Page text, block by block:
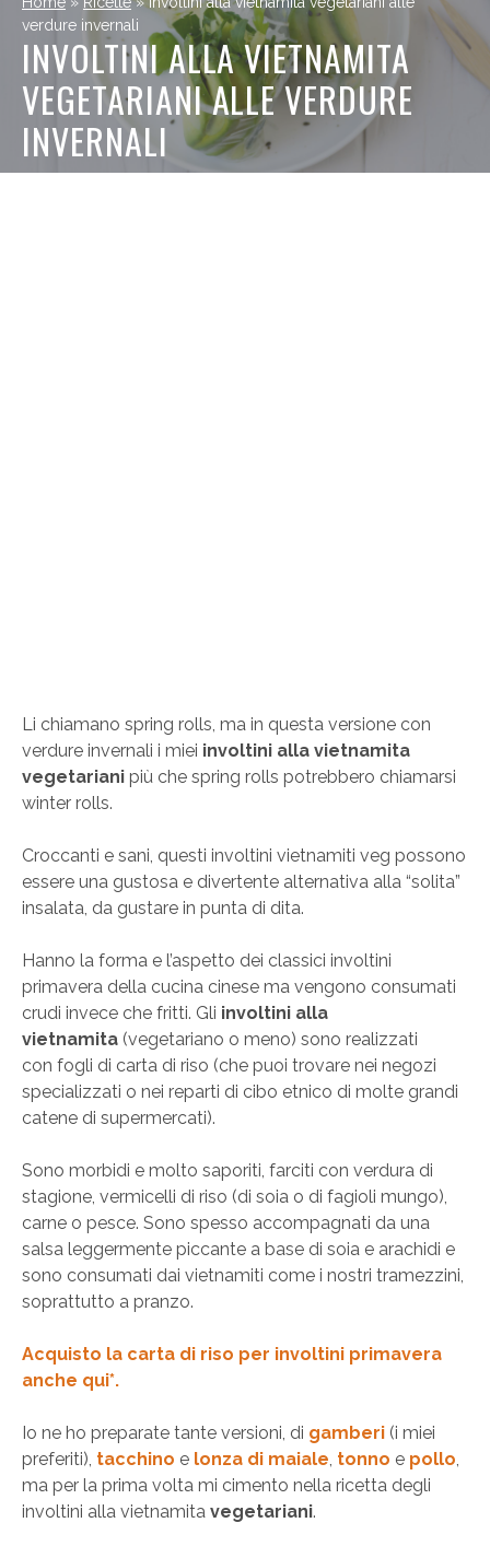
verdure invernali
INVOLTINI ALLA VIETNAMITA
VEGETARIANI ALLE VERDURE
INVERNALI
Li chiamano spring rolls, ma in questa versione con
verdure invernali i miei involtini alla vietnamita
vegetariani più che spring rolls potrebbero chiamarsi
winter rolls.
Croccanti e sani, questi involtini vietnamiti veg possono
essere una gustosa e divertente alternativa alla “solita”
insalata, da gustare in punta di dita.
Hanno la forma e l’aspetto dei classici involtini
primavera della cucina cinese ma vengono consumati
crudi invece che fritti. Gli involtini alla
vietnamita (vegetariano o meno) sono realizzati
con fogli di carta di riso (che puoi trovare nei negozi
specializzati o nei reparti di cibo etnico di molte grandi
catene di supermercati).
Sono morbidi e molto saporiti, farciti con verdura di
stagione, vermicelli di riso (di soia o di fagioli mungo),
carne o pesce. Sono spesso accompagnati da una
salsa leggermente piccante a base di soia e arachidi e
sono consumati dai vietnamiti come i nostri tramezzini,
soprattutto a pranzo.
Acquisto la carta di riso per involtini primavera
anche qui*.
Io ne ho preparate tante versioni, di gamberi (i miei
preferiti), tacchino e lonza di maiale, tonno e pollo,
ma per la prima volta mi cimento nella ricetta degli
involtini alla vietnamita vegetariani.